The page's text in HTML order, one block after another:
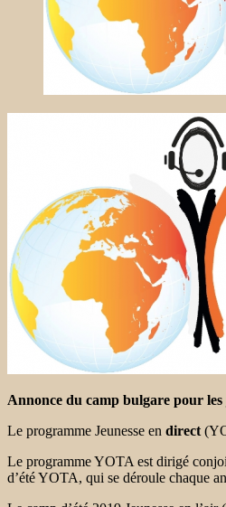
Annonce du camp bulgare pour
Le programme Jeunesse en direct
Le programme YOTA est dirigé
d’été YOTA, qui se déroule chaque